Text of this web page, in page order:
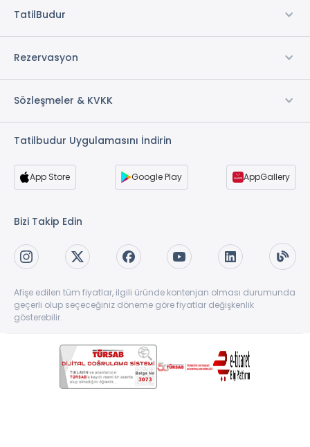
TatilBudur
Rezervasyon
Sözleşmeler & KVKK
Tatilbudur Uygulamasını İndirin
App Store Google Play AppGallery
Bizi Takip Edin
Afişe edilen tüm fiyatlar, ilgili üründe kontenjan olması durumunda
geçerli olup seçeceğiniz döneme göre fiyatlar değişkenlik
gösterebilir.